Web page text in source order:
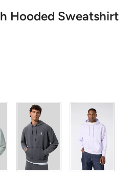
Hooded Sweatshirt